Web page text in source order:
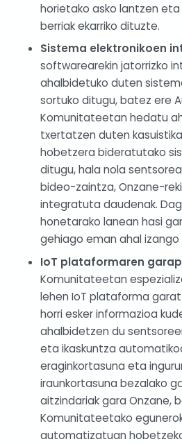
horietako asko lantzen
berriak ekarriko dituzte.
Sistema elektronikoen
softwarearekin jatorrizko
ahalbidetuko duten
sortuko ditugu, batez ere
Komunitateetan hedatu
txertatzen duten
hobetzera bideratutako
ditugu, hala nola
bideo-zaintza, Onzane-
integratuta daudenak.
honetarako lanean hasi
gehiago eman ahal izango
IoT plataformaren
Komunitateetan
lehen IoT plataforma
horri esker informazioa
ahalbidetzen du
eta ikaskuntza
eraginkortasuna eta
iraunkortasuna bezalako
aitzindariak gara Onzane,
Komunitateetako
automatizatuan